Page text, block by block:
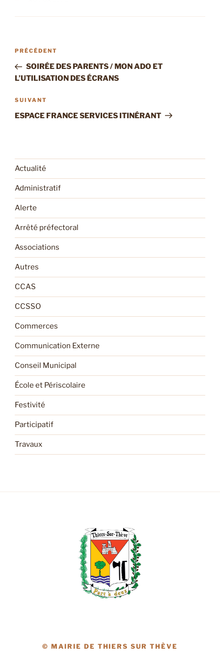
Navigation
l’article
Article
précédent
PRÉCÉDENT
SOIRÉE DES PARENTS / MON ADO ET
L’UTILISATION DES ÉCRANS
Article
suivant
SUIVANT
ESPACE FRANCE SERVICES ITINÉRANT
Actualité
Administratif
Alerte
Arrêté préfectoral
Associations
Autres
CCAS
CCSSO
Commerces
Communication Externe
Conseil Municipal
École et Périscolaire
Festivité
Participatif
Travaux
© MAIRIE DE THIERS SUR THÈVE